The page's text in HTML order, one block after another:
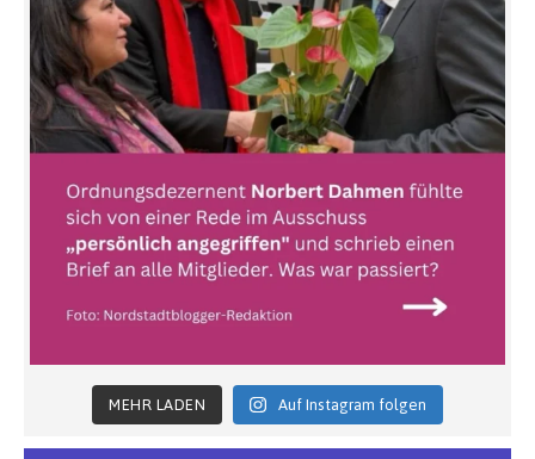
MEHR LADEN Auf Instagram folgen